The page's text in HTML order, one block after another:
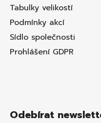
Tabulky velikostí
Podmínky akcí
Sídlo společnosti
Prohlášení GDPR
Odebírat